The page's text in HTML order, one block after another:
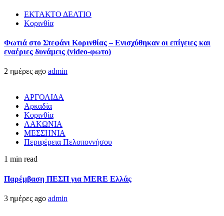
ΕΚΤΑΚΤΟ ΔΕΛΤΙΟ
Κορινθία
Φωτιά στο Στεφάνι Κορινθίας – Ενισχύθηκαν οι επίγειες και
εναέριες δυνάμεις (video-φωτο)
2 ημέρες ago admin
ΑΡΓΟΛΙΔΑ
Αρκαδία
Κορινθία
ΛΑΚΩΝΙΑ
ΜΕΣΣΗΝΙΑ
Περιφέρεια Πελοποννήσου
1 min read
Παρέμβαση ΠΕΣΠ για MERE Ελλάς
3 ημέρες ago admin